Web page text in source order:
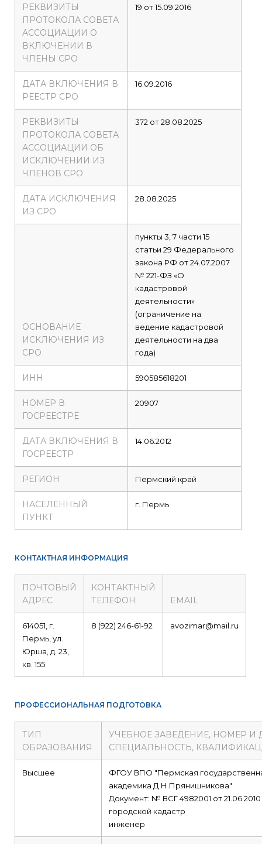
РЕКВИЗИТЫ
ПРОТОКОЛА СОВЕТА
АССОЦИАЦИИ О
ВКЛЮЧЕНИИ В
ЧЛЕНЫ СРО
19 от 15.09.2016
ДАТА ВКЛЮЧЕНИЯ В
РЕЕСТР СРО
16.09.2016
РЕКВИЗИТЫ
ПРОТОКОЛА СОВЕТА
АССОЦИАЦИИ ОБ
ИСКЛЮЧЕНИИ ИЗ
ЧЛЕНОВ СРО
372 от 28.08.2025
ДАТА ИСКЛЮЧЕНИЯ
ИЗ СРО
28.08.2025
ОСНОВАНИЕ
ИСКЛЮЧЕНИЯ ИЗ
СРО
пункты 3, 7 части 15
статьи 29 Федерального
закона РФ от 24.07.2007
№ 221-ФЗ «О
кадастровой
деятельности»
(ограничение на
ведение кадастровой
деятельности на два
года)
ИНН 590585618201
НОМЕР В
ГОСРЕЕСТРЕ
20907
ДАТА ВКЛЮЧЕНИЯ В
ГОСРЕЕСТР
14.06.2012
РЕГИОН Пермский край
НАСЕЛЕННЫЙ
ПУНКТ
г. Пермь
КОНТАКТНАЯ ИНФОРМАЦИЯ
ПОЧТОВЫЙ
АДРЕС
КОНТАКТНЫЙ
ТЕЛЕФОН
EMAIL
614051, г.
Пермь, ул.
Юрша, д. 23,
кв. 155
8 (922) 246-61-92 avozimar@mail.ru
ПРОФЕССИОНАЛЬНАЯ ПОДГОТОВКА
ТИП
ОБРАЗОВАНИЯ
УЧЕБНОЕ ЗАВЕДЕНИЕ, НОМЕР
СПЕЦИАЛЬНОСТЬ,
Высшее
ФГОУ ВПО "Пермская
академика Д.Н.Прянишникова"
Документ: № ВСГ 4982001 от 21.06.2010
городской кадастр
инженер